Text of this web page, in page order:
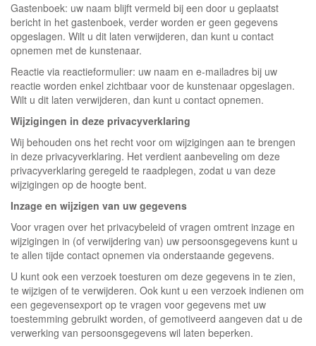
Gastenboek: uw naam blijft vermeld bij een door u geplaatst
bericht in het gastenboek, verder worden er geen gegevens
opgeslagen. Wilt u dit laten verwijderen, dan kunt u contact
opnemen met de kunstenaar.
Reactie via reactieformulier: uw naam en e-mailadres bij uw
reactie worden enkel zichtbaar voor de kunstenaar opgeslagen.
Wilt u dit laten verwijderen, dan kunt u contact opnemen.
Wijzigingen in deze privacyverklaring
Wij behouden ons het recht voor om wijzigingen aan te brengen
in deze privacyverklaring. Het verdient aanbeveling om deze
privacyverklaring geregeld te raadplegen, zodat u van deze
wijzigingen op de hoogte bent.
Inzage en wijzigen van uw gegevens
Voor vragen over het privacybeleid of vragen omtrent inzage en
wijzigingen in (of verwijdering van) uw persoonsgegevens kunt u
te allen tijde contact opnemen via onderstaande gegevens.
U kunt ook een verzoek toesturen om deze gegevens in te zien,
te wijzigen of te verwijderen. Ook kunt u een verzoek indienen om
een gegevensexport op te vragen voor gegevens met uw
toestemming gebruikt worden, of gemotiveerd aangeven dat u de
verwerking van persoonsgegevens wil laten beperken.